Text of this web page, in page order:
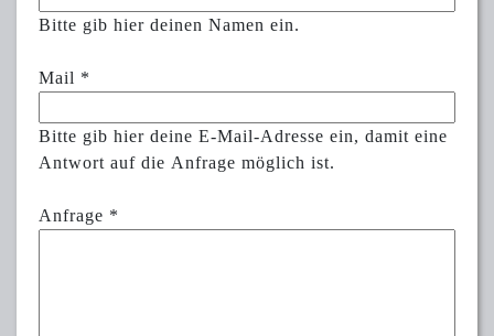
Bitte gib hier deinen Namen ein.
Mail *
Bitte gib hier deine E-Mail-Adresse ein, damit eine
Antwort auf die Anfrage möglich ist.
Anfrage *